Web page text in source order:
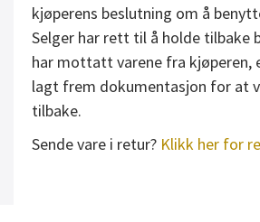
kjøperens beslutning om å
Selger har rett til å holde tilbake
har mottatt varene fra kjøperen,
lagt frem dokumentasjon for at
tilbake.
Sende vare i retur? Klikk her for